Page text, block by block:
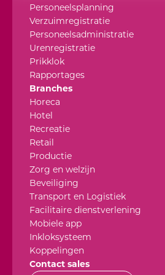
Personeelsplanning
Verzuimregistratie
Personeelsadministratie
Urenregistratie
Prikklok
Rapportages
Branches
Horeca
Hotel
Recreatie
Retail
Productie
Zorg en welzijn
Beveiliging
Transport en Logistiek
Facilitaire dienstverlening
Mobiele app
Inkloksysteem
Koppelingen
Contact sales